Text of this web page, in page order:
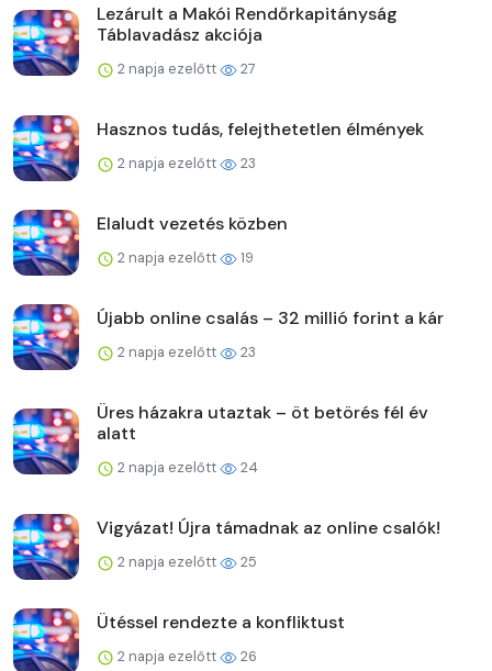
Lezárult a Makói Rendőrkapitányság
Táblavadász akciója
2 napja ezelőtt 27
Hasznos tudás, felejthetetlen élmények
2 napja ezelőtt 23
Elaludt vezetés közben
2 napja ezelőtt 19
Újabb online csalás – 32 millió forint a kár
2 napja ezelőtt 23
Üres házakra utaztak – öt betörés fél év
alatt
2 napja ezelőtt 24
Vigyázat! Újra támadnak az online csalók!
2 napja ezelőtt 25
Ütéssel rendezte a konfliktust
2 napja ezelőtt 26